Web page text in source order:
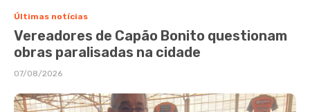
Últimas notícias
Vereadores de Capão Bonito questionam
obras paralisadas na cidade
07/08/2026